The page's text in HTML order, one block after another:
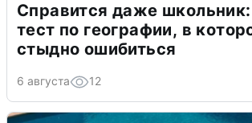
Справится даже
тест по географии, в
стыдно ошибиться
6 августа 12